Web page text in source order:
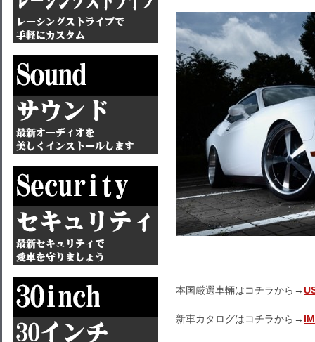
本国厳選車輛はコチラから→
新車カタログはコチラから→